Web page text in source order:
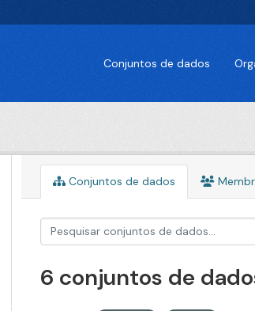
Conjuntos de dados
Conjuntos de dados
6 conjuntos de